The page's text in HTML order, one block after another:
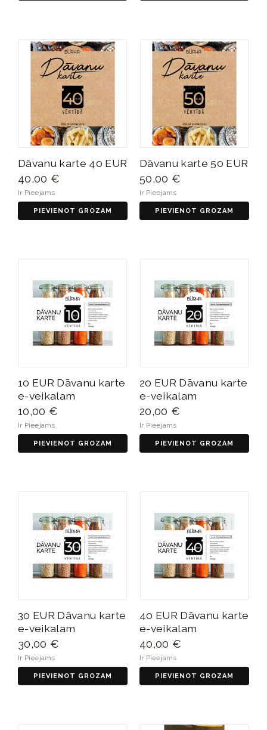
Dāvanu karte 40 EUR
40,00 €
Ir Pieejams
PIEVIENOT GROZAM
Dāvanu karte 50 EUR
50,00 €
Ir Pieejams
PIEVIENOT GROZAM
10 EUR Dāvanu karte
e-veikalam
10,00 €
Ir Pieejams
PIEVIENOT GROZAM
20 EUR Dāvanu karte
e-veikalam
20,00 €
Ir Pieejams
PIEVIENOT GROZAM
30 EUR Dāvanu karte
e-veikalam
30,00 €
Ir Pieejams
PIEVIENOT GROZAM
40 EUR Dāvanu karte
e-veikalam
40,00 €
Ir Pieejams
PIEVIENOT GROZAM